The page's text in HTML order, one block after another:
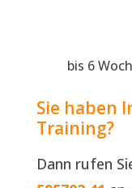
bis 6
Sie haben
Training?
Dann rufen